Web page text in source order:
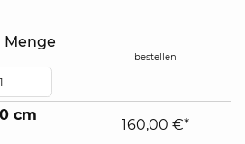
Menge
bestellen
cm
160,00 €*